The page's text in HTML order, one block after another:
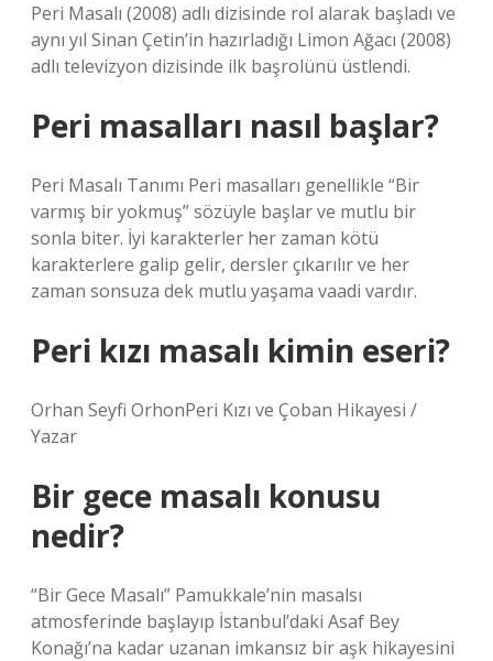
Peri Masalı (2008) adlı dizisinde rol alarak başladı ve
aynı yıl Sinan Çetin’in hazırladığı Limon Ağacı (2008)
adlı televizyon dizisinde ilk başrolünü üstlendi.
Peri masalları nasıl başlar?
Peri Masalı Tanımı Peri masalları genellikle “Bir
varmış bir yokmuş” sözüyle başlar ve mutlu bir
sonla biter. İyi karakterler her zaman kötü
karakterlere galip gelir, dersler çıkarılır ve her
zaman sonsuza dek mutlu yaşama vaadi vardır.
Peri kızı masalı kimin eseri?
Orhan Seyfi OrhonPeri Kızı ve Çoban Hikayesi /
Yazar
Bir gece masalı konusu
nedir?
“Bir Gece Masalı” Pamukkale’nin masalsı
atmosferinde başlayıp İstanbul’daki Asaf Bey
Konağı’na kadar uzanan imkansız bir aşk hikayesini